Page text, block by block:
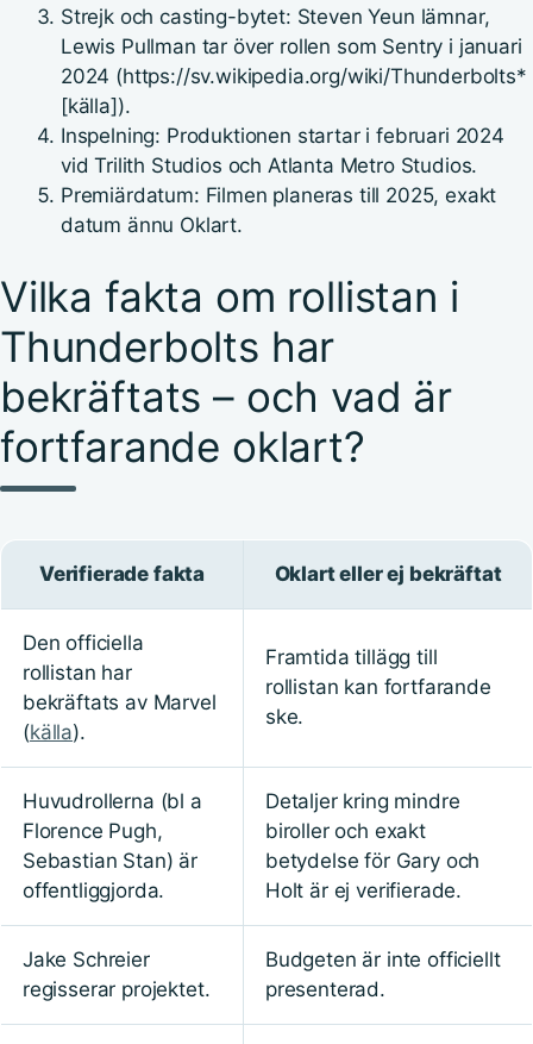
Strejk och casting-bytet: Steven Yeun lämnar,
Lewis Pullman tar över rollen som Sentry i januari
2024 (https://sv.wikipedia.org/wiki/Thunderbolts*
[källa]).
Inspelning: Produktionen startar i februari 2024
vid Trilith Studios och Atlanta Metro Studios.
Premiärdatum: Filmen planeras till 2025, exakt
datum ännu Oklart.
Vilka fakta om rollistan i
Thunderbolts har
bekräftats – och vad är
fortfarande oklart?
Verifierade fakta Oklart eller ej bekräftat
Den officiella
rollistan har
bekräftats av Marvel
(källa).
Framtida tillägg till
rollistan kan fortfarande
ske.
Huvudrollerna (bl a
Florence Pugh,
Sebastian Stan) är
offentliggjorda.
Detaljer kring mindre
biroller och exakt
betydelse för Gary och
Holt är ej verifierade.
Jake Schreier
regisserar projektet.
Budgeten är inte officiellt
presenterad.